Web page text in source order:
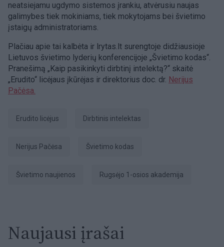
neatsiejamu ugdymo sistemos įrankiu, atvėrusiu naujas
galimybes tiek mokiniams, tiek mokytojams bei švietimo
įstaigų administratoriams.
Plačiau apie tai kalbėta ir lrytas.lt surengtoje didžiausioje
Lietuvos švietimo lyderių konferencijoje „Švietimo kodas“.
Pranešimą „Kaip pasikinkyti dirbtinį intelektą?“ skaitė
„Erudito“ licėjaus įkūrėjas ir direktorius doc. dr. Nerijus
Pačėsa.
Erudito licėjus dirbtinis intelektas
Nerijus Pačėsa Švietimo kodas
Švietimo naujienos Rugsėjo 1-osios akademija
Naujausi įrašai